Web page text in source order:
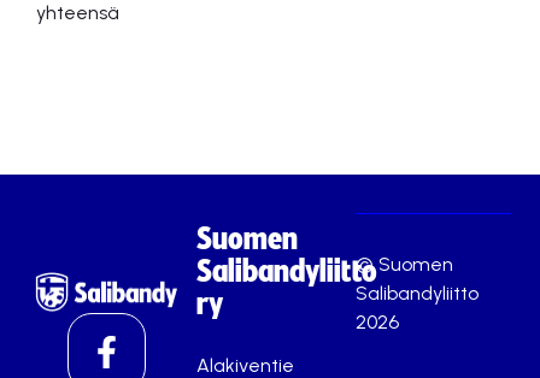
yhteensä
Suomen
Salibandyliitto
ry
Alakiventie
© Suomen
Salibandyliitto
2026